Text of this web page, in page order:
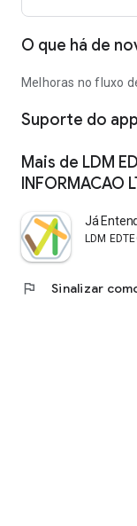
O que há de
Melhoras no fluxo
Suporte do app
Mais de LDM
INFORMACAO
Já
LDM
flag Sinalizar